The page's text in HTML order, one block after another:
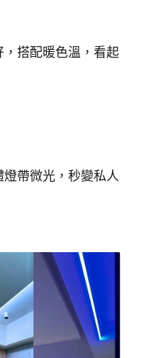
搭配暖色溫，看起
帶微光，秒變私人